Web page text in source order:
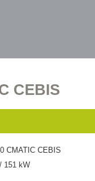
CEBIS
CMATIC CEBIS
151 kW